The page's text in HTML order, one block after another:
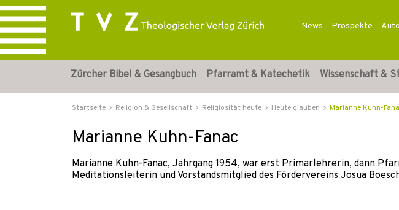
News Prospekte
Zürcher Bibel & Gesangbuch Pfarramt & Katechetik Wissenschaft &
Startseite Religion & Gesellschaft Religiosität heute Heute glauben Marianne Kuhn-
Marianne Kuhn-Fanac
Marianne Kuhn-Fanac, Jahrgang 1954, war erst Primarlehrerin, dann
Meditationsleiterin und Vorstandsmitglied des Fördervereins Josua